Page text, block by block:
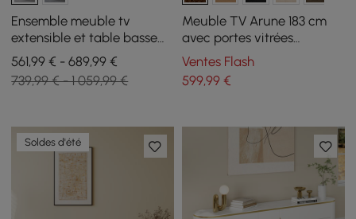
Ensemble meuble tv
extensible et table basse
emboîtable Fero en noyer
561,99 € - 689,99 €
739,99 € - 1 059,99 €
Meuble TV Arune 183 cm
avec portes vitrées
arquées, noyer, avec
rangement et LED
Ventes Flash
599,99€
Soldes d'été